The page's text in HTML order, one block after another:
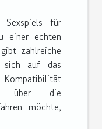
für
einer echten
zahlreiche
sich auf das
über die
möchte,